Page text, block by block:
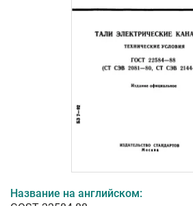
Название на английском: